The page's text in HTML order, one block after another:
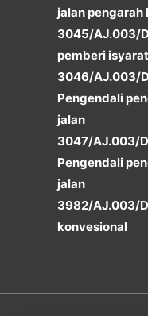
jalan pengarah
3045/AJ.003/
pemberi
3046/AJ.003/
Pengendali
jalan
3047/AJ.003/
Pengendali
jalan
3982/AJ.003/
konvesional